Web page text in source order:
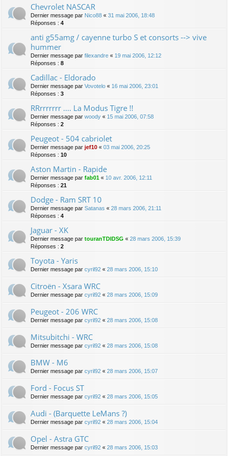
Chevrolet NASCAR
Dernier message par Nico88 « 31 mai 2006, 18:48
Réponses : 4
anti g55amg / cayenne turbo S et consorts --> vive
hummer
Dernier message par filexandre « 19 mai 2006, 12:12
Réponses : 8
Cadillac - Eldorado
Dernier message par Vovotelo « 16 mai 2006, 23:01
Réponses : 3
RRrrrrrrr .... La Modus Tigre !!
Dernier message par woody « 15 mai 2006, 07:58
Réponses : 2
Peugeot - 504 cabriolet
Dernier message par jef10 « 03 mai 2006, 20:25
Réponses : 10
Aston Martin - Rapide
Dernier message par fab01 « 10 avr. 2006, 12:11
Réponses : 21
Dodge - Ram SRT 10
Dernier message par Satanas « 28 mars 2006, 21:11
Réponses : 4
Jaguar - XK
Dernier message par touranTDIDSG « 28 mars 2006, 15:39
Réponses : 2
Toyota - Yaris
Dernier message par cyril92 « 28 mars 2006, 15:10
Citroën - Xsara WRC
Dernier message par cyril92 « 28 mars 2006, 15:09
Peugeot - 206 WRC
Dernier message par cyril92 « 28 mars 2006, 15:08
Mitsubitchi - WRC
Dernier message par cyril92 « 28 mars 2006, 15:08
BMW - M6
Dernier message par cyril92 « 28 mars 2006, 15:07
Ford - Focus ST
Dernier message par cyril92 « 28 mars 2006, 15:05
Audi - (Barquette LeMans ?)
Dernier message par cyril92 « 28 mars 2006, 15:04
Opel - Astra GTC
Dernier message par cyril92 « 28 mars 2006, 15:03